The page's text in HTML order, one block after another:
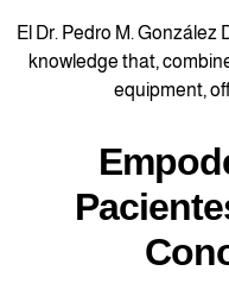
El Dr. Pedro M.
knowledge that,
equipment,